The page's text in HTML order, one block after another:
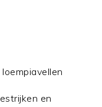
en